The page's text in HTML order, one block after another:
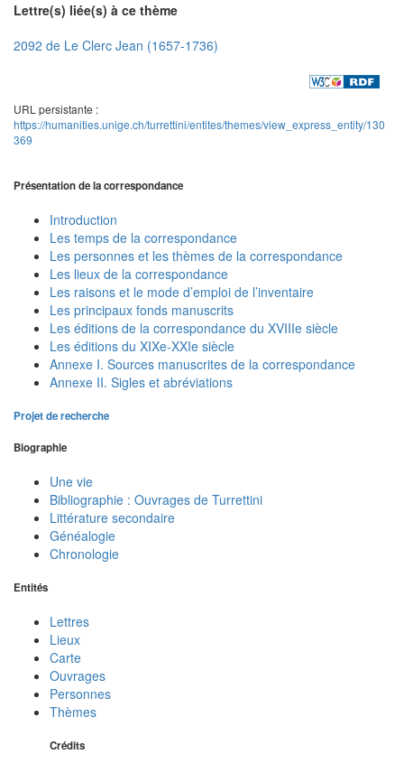
Lettre(s) liée(s) à ce thème
2092 de Le Clerc Jean (1657-1736)
URL persistante :
https://humanities.unige.ch/turrettini/entites/themes/view_express_entity/130
369
Présentation de la correspondance
Introduction
Les temps de la correspondance
Les personnes et les thèmes de la correspondance
Les lieux de la correspondance
Les raisons et le mode d’emploi de l’inventaire
Les principaux fonds manuscrits
Les éditions de la correspondance du XVIIIe siècle
Les éditions du XIXe-XXIe siècle
Annexe I. Sources manuscrites de la correspondance
Annexe II. Sigles et abréviations
Projet de recherche
Biographie
Une vie
Bibliographie : Ouvrages de Turrettini
Littérature secondaire
Généalogie
Chronologie
Entités
Lettres
Lieux
Carte
Ouvrages
Personnes
Thèmes
Crédits